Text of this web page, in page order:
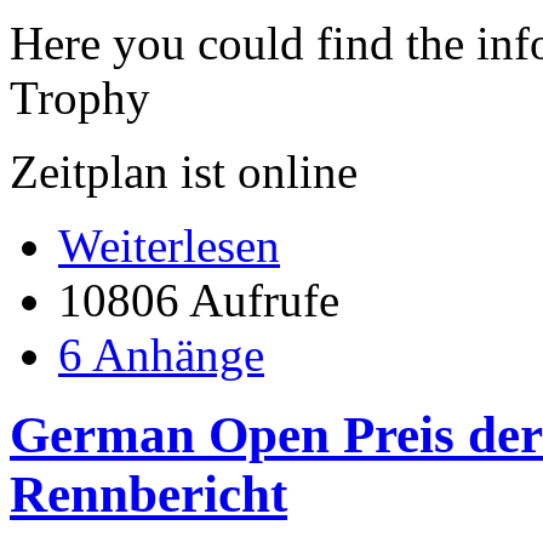
Here you could find the
Trophy
Zeitplan ist online
Weiterlesen
10806 Aufrufe
6 Anhänge
German Open Preis
Rennbericht